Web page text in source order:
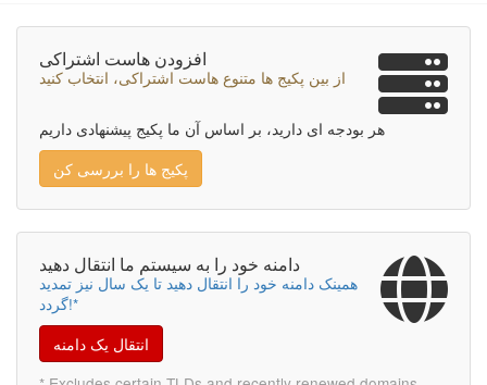
افزودن هاست اشتراکی
از بین پکیج ها متنوع هاست اشتراکی، انتخاب کنید
هر بودجه ای دارید، بر اساس آن ما پکیج پیشنهادی داریم
پکیج ها را بررسی کن
دامنه خود را به سیستم ما انتقال دهید
همینک دامنه خود را انتقال دهید تا یک سال نیز تمدید
گردد!*
انتقال یک دامنه